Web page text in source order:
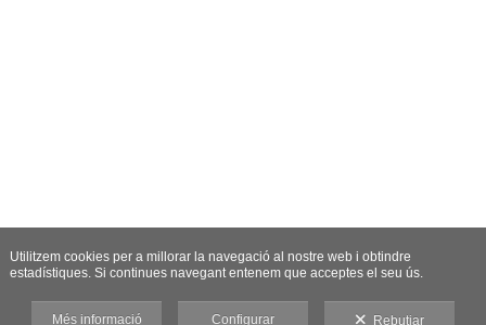
Utilitzem cookies per a millorar la navegació al nostre web i obtindre
estadístiques. Si continues navegant entenem que acceptes el seu ús.
Més informació Configurar Rebutjar